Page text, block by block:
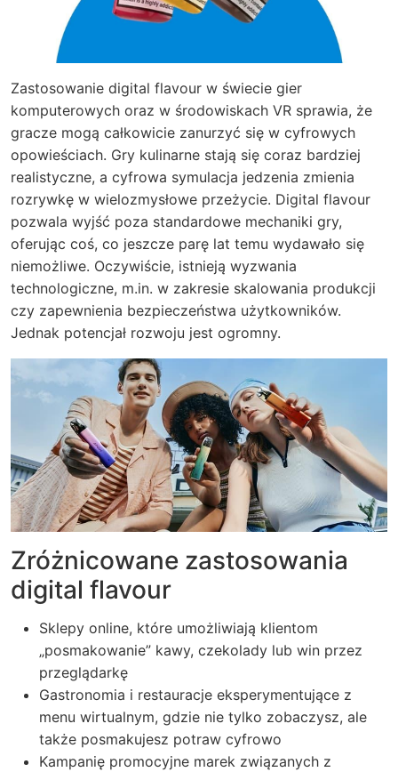
Zastosowanie digital flavour w świecie gier
komputerowych oraz w środowiskach VR sprawia, że
gracze mogą całkowicie zanurzyć się w cyfrowych
opowieściach. Gry kulinarne stają się coraz bardziej
realistyczne, a cyfrowa symulacja jedzenia zmienia
rozrywkę w wielozmysłowe przeżycie. Digital flavour
pozwala wyjść poza standardowe mechaniki gry,
oferując coś, co jeszcze parę lat temu wydawało się
niemożliwe. Oczywiście, istnieją wyzwania
technologiczne, m.in. w zakresie skalowania produkcji
czy zapewnienia bezpieczeństwa użytkowników.
Jednak potencjał rozwoju jest ogromny.
Zróżnicowane zastosowania
digital flavour
Sklepy online, które umożliwiają klientom
„posmakowanie” kawy, czekolady lub win przez
przeglądarkę
Gastronomia i restauracje eksperymentujące z
menu wirtualnym, gdzie nie tylko zobaczysz, ale
także posmakujesz potraw cyfrowo
Kampanię promocyjne marek związanych z